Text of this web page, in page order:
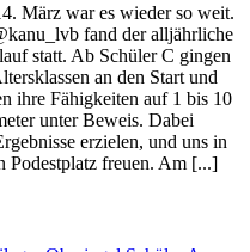
März war es wieder so weit.
fand der alljährliche
statt. Ab Schüler C gingen
an den Start und
ihre Fähigkeiten auf 1 bis 10
unter Beweis. Dabei
erzielen, und uns in
Podestplatz freuen. Am [...]